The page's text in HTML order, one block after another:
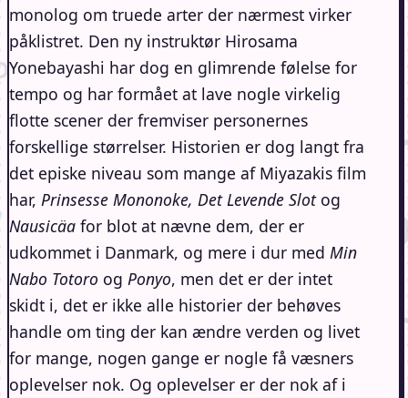
monolog om truede arter der nærmest virker
påklistret. Den ny instruktør Hirosama
Yonebayashi har dog en glimrende følelse for
tempo og har formået at lave nogle virkelig
flotte scener der fremviser personernes
forskellige størrelser. Historien er dog langt fra
det episke niveau som mange af Miyazakis film
har, Prinsesse Mononoke, Det Levende Slot og
Nausicäa for blot at nævne dem, der er
udkommet i Danmark, og mere i dur med Min
Nabo Totoro og Ponyo, men det er der intet
skidt i, det er ikke alle historier der behøves
handle om ting der kan ændre verden og livet
for mange, nogen gange er nogle få væsners
oplevelser nok. Og oplevelser er der nok af i